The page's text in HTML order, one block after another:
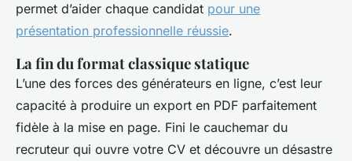
permet d’aider chaque candidat pour une
présentation professionnelle réussie.
La fin du format classique statique
L’une des forces des générateurs en ligne, c’est leur
capacité à produire un export en PDF parfaitement
fidèle à la mise en page. Fini le cauchemar du
recruteur qui ouvre votre CV et découvre un désastre